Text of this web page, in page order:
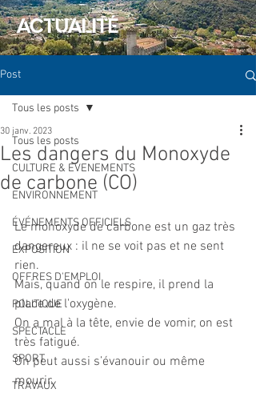
ACTUALITÉ
Post
Tous les posts
CULTURE & EVENEMENTS
ENVIRONNEMENT
ÉVÉNEMENTS OFFICIELS
EXPOSITION
OFFRES D'EMPLOI
POLITIQUE
SPECTACLE
SPORT
TRAVAUX
Tous les posts
Les dangers du Monoxyde
de carbone (CO)
30 janv. 2023
Le monoxyde de carbone est un gaz très
dangereux : il ne se voit pas et ne sent
rien.
Mais, quand on le respire, il prend la
place de l'oxygène.
On a mal à la tête, envie de vomir, on est
très fatigué.
On peut aussi s’évanouir ou même
mourir.